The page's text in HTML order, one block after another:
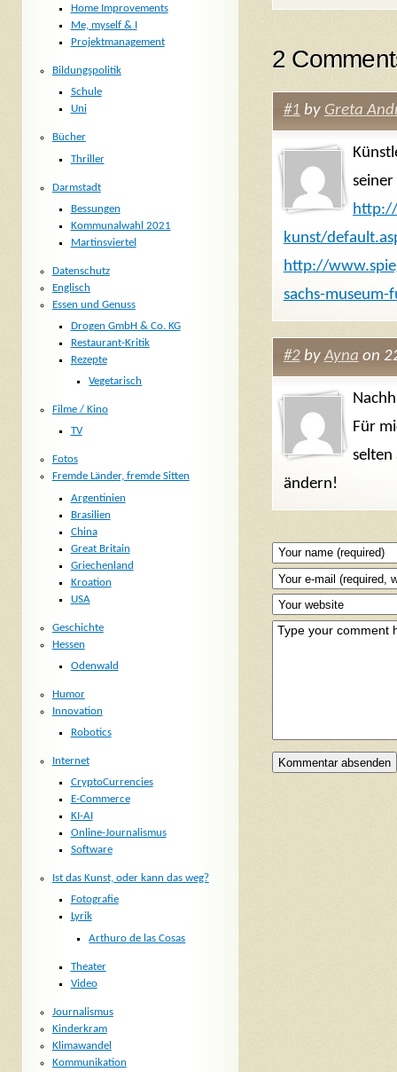
2
#1 by Greta
seiner
http://
kunst/
http://
sachs-
#2byAyna on
Für
selten
ändern!
Home Improvements
Me, myself & I
Projektmanagement
Bildungspolitik
Schule
Uni
Bücher
Thriller
Darmstadt
Bessungen
Kommunalwahl 2021
Martinsviertel
Datenschutz
Englisch
Essen und Genuss
Drogen GmbH & Co. KG
Restaurant-Kritik
Rezepte
Vegetarisch
Filme / Kino
TV
Fotos
Fremde Länder, fremde Sitten
Argentinien
Brasilien
China
Great Britain
Griechenland
Kroation
USA
Geschichte
Hessen
Odenwald
Humor
Innovation
Robotics
Internet
CryptoCurrencies
E-Commerce
KI-AI
Online-Journalismus
Software
Ist das Kunst, oder kann das weg?
Fotografie
Lyrik
Arthuro de las Cosas
Theater
Video
Journalismus
Kinderkram
Klimawandel
Kommunikation